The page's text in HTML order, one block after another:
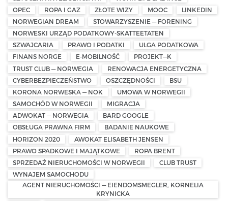
OPEC
ROPA I GAZ ZŁOTE WIZY MOOC
LINKEDIN
NORWEGIAN DREAM
STOWARZYSZENIE — FORENING
NORWESKI URZĄD PODATKOWY-SKATTEETATEN
SZWAJCARIA
PRAWO I PODATKI
ULGA PODATKOWA
FINANS NORGE
E-MOBILNOŚĆ
PROJEKT—K
TRUST CLUB — NORWEGIA
RENOWACJA ENERGETYCZNA
CYBERBEZPIECZEŃSTWO
OSZCZĘDNOŚCI
BSU
KORONA NORWESKA — NOK
UMOWA W NORWEGII
SAMOCHÓD W NORWEGII
MIGRACJA
ADWOKAT — NORWEGIA
BARD GOOGLE
OBSŁUGA PRAWNA FIRM
BADANIE NAUKOWE
HORIZON 2020
AWOKAT ELISABETH JENSEN
PRAWO SPADKOWE I MAJĄTKOWE
ROPA BRENT
SPRZEDAŻ NIERUCHOMOŚCI W NORWEGII
CLUB TRUST
WYNAJEM SAMOCHODU
AGENT NIERUCHOMOŚCI — EIENDOMSMEGLER, KORNELIA
KRYNICKA